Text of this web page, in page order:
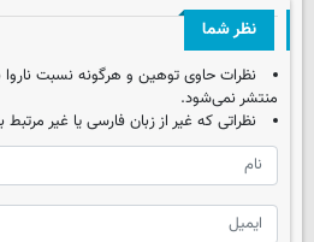
نظر شما
نظرات حاوی توهین و هرگونه نسبت
منتشر نمی‌شود.
نظراتی که غیر از زبان فارسی یا غیر